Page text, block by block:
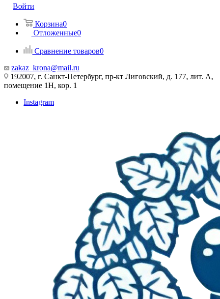
Войти
Корзина0
Отложенные0
Сравнение товаров0
zakaz_krona@mail.ru
192007, г. Санкт-Петербург, пр-кт Лиговский, д. 177, лит. А,
помещение 1Н, кор. 1
Instagram